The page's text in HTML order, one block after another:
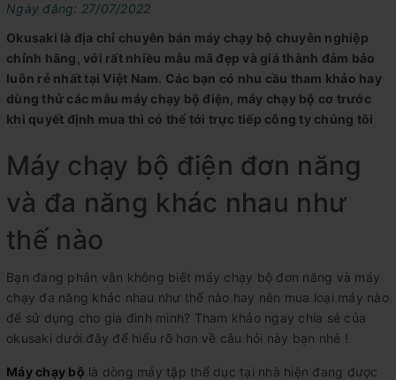
Ngày đăng: 27/07/2022
Okusaki là địa chỉ chuyên bán máy chạy bộ chuyên nghiệp
chính hãng, với rất nhiều mẫu mã đẹp và giá thành đảm bảo
luôn rẻ nhất tại Việt Nam. Các bạn có nhu cầu tham khảo hay
dùng thử các mẫu máy chạy bộ điện, máy chạy bộ cơ trước
khi quyết định mua thì có thể tới trực tiếp công ty chúng tôi
Máy chạy bộ điện đơn năng
và đa năng khác nhau như
thế nào
Bạn đang phân vân không biết máy chạy bộ đơn năng và máy
chạy đa năng khác nhau như thế nào hay nên mua loại máy nào
để sử dụng cho gia đình mình? Tham khảo ngay chia sẻ của
okusaki dưới đây để hiểu rõ hơn về câu hỏi này bạn nhé !
Máy chạy bộ là dòng máy tập thể dục tại nhà hiện đang được